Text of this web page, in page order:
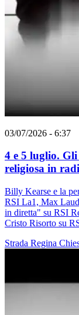
03/07/2026 - 6:37
4 e 5 luglio.
religiosa in
Billy Kearse e la
RSI La1, Max
in diretta" su RSI
Cristo Risorto su
Strada Regina